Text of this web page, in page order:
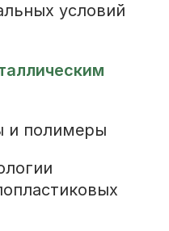
условий
и полимеры